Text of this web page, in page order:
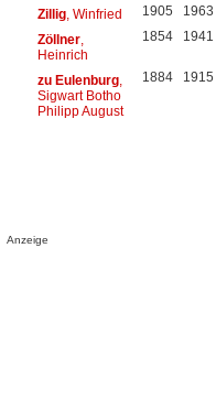
Zillig, Winfried 1905 1963
Zöllner,
Heinrich
1854 1941
zu Eulenburg,
Sigwart Botho
Philipp August
1884 1915
Anzeige